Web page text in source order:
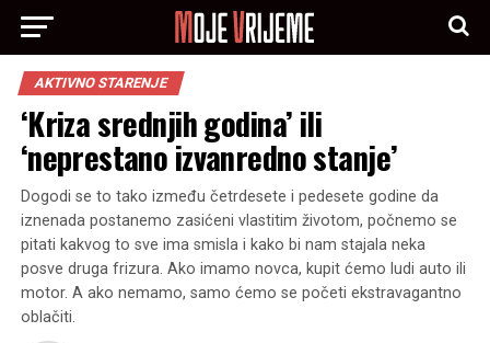
AKTIVNO STARENJE
‘Kriza srednjih godina’ ili
‘neprestano izvanredno stanje’
Dogodi se to tako između četrdesete i pedesete godine da
iznenada postanemo zasićeni vlastitim životom, počnemo se
pitati kakvog to sve ima smisla i kako bi nam stajala neka
posve druga frizura. Ako imamo novca, kupit ćemo ludi auto ili
motor. A ako nemamo, samo ćemo se početi ekstravagantno
oblačiti.